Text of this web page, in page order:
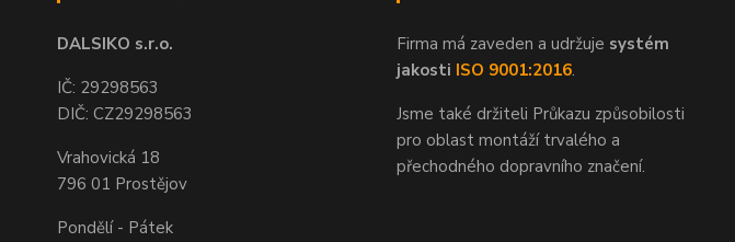
DALSIKO s.r.o.
IČ: 29298563
DIČ: CZ29298563
Vrahovická 18
796 01 Prostějov
Pondělí - Pátek
Firma má zaveden a udržuje systém
jakosti ISO 9001:2016.
Jsme také držiteli Průkazu způsobilosti
pro oblast montáží trvalého a
přechodného dopravního značení.